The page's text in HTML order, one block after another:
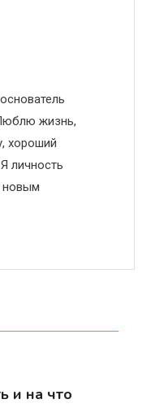
жизнь,
хороший
личность
новым
и на что